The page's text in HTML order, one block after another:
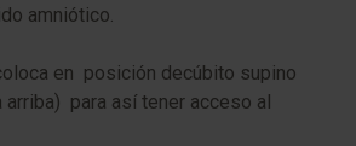
amniótico.
en posición decúbito supino
arriba) para así tener acceso al